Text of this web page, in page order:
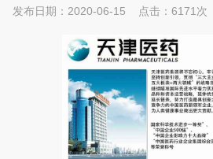
发布日期：2020-06-15 点击：6171次